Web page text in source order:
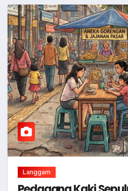
Langgam